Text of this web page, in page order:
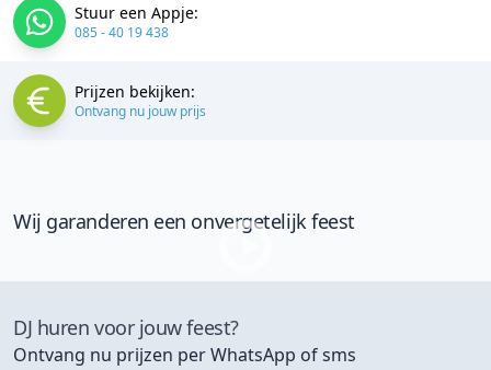
Stuur een Appje:
085 - 40 19 438
Prijzen bekijken:
Ontvang nu jouw prijs
Wij garanderen een onvergetelijk feest
DJ huren voor jouw feest?
Ontvang nu prijzen per WhatsApp of sms